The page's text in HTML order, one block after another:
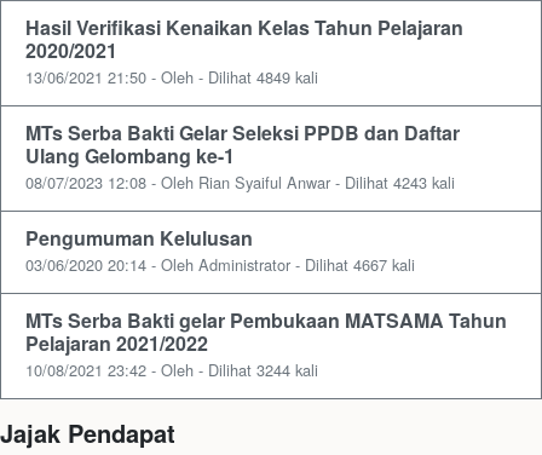
Hasil Verifikasi Kenaikan Kelas Tahun Pelajaran
2020/2021
13/06/2021 21:50 - Oleh - Dilihat 4849 kali
MTs Serba Bakti Gelar Seleksi PPDB dan Daftar
Ulang Gelombang ke-1
08/07/2023 12:08 - Oleh Rian Syaiful Anwar - Dilihat 4243 kali
Pengumuman Kelulusan
03/06/2020 20:14 - Oleh Administrator - Dilihat 4667 kali
MTs Serba Bakti gelar Pembukaan MATSAMA Tahun
Pelajaran 2021/2022
10/08/2021 23:42 - Oleh - Dilihat 3244 kali
Jajak Pendapat